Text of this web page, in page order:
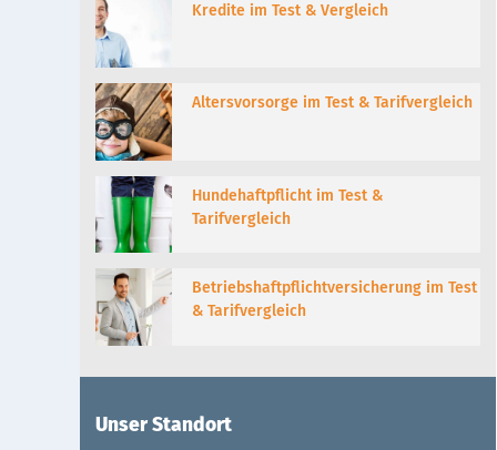
Kredite im Test & Vergleich
Altersvorsorge im Test & Tarifvergleich
Hundehaftpflicht im Test &
Tarifvergleich
Betriebshaftpflichtversicherung im Test
& Tarifvergleich
Unser Standort